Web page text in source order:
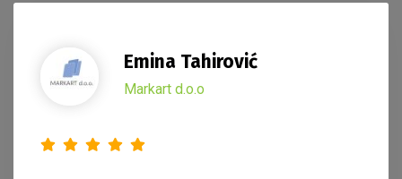
Emina Tahirović
Markart d.o.o